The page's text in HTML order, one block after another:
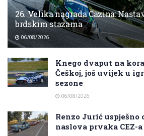
26. Velika nagrada Cazina:
brdskim stazama
06/08/2026
Knego dvaput na
Češkoj, još uvijek u
sezone
06/08/2026
Renzo Jurić uspješno
naslova prvaka CEZ-a